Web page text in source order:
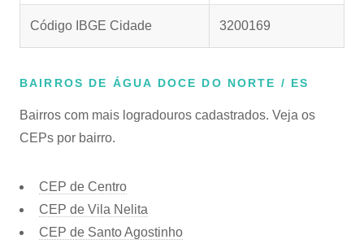
Código IBGE Cidade 3200169
BAIRROS DE ÁGUA DOCE DO NORTE / ES
Bairros com mais logradouros cadastrados. Veja os
CEPs por bairro.
CEP de Centro
CEP de Vila Nelita
CEP de Santo Agostinho